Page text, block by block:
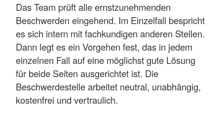
Das Team prüft alle ernstzunehmenden
Beschwerden eingehend. Im Einzelfall bespricht
es sich intern mit fachkundigen anderen Stellen.
Dann legt es ein Vorgehen fest, das in jedem
einzelnen Fall auf eine möglichst gute Lösung
für beide Seiten ausgerichtet ist. Die
Beschwerdestelle arbeitet neutral, unabhängig,
kostenfrei und vertraulich.